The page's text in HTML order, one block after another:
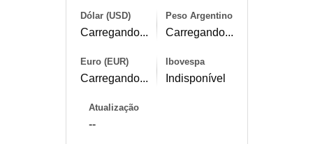
Dólar (USD)
Carregando...
Peso Argentino
Carregando...
Euro (EUR)
Carregando...
Ibovespa
Indisponível
Atualização
--